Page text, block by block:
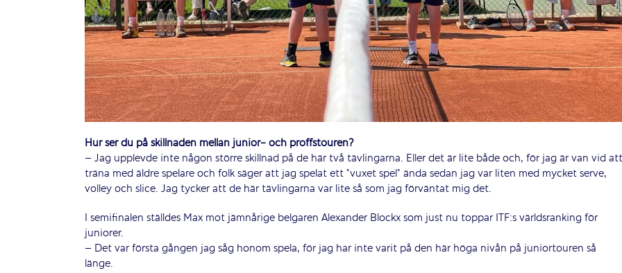
Hur ser du på skillnaden mellan junior- och proffstouren?
– Jag upplevde inte någon större skillnad på de här två tävlingarna. Eller det är lite både och, för jag är van vid att
träna med äldre spelare och folk säger att jag spelat ett ”vuxet spel” ända sedan jag var liten med mycket serve,
volley och slice. Jag tycker att de här tävlingarna var lite så som jag förväntat mig det.
I semifinalen ställdes Max mot jämnårige belgaren Alexander Blockx som just nu toppar ITF:s världsranking för
juniorer.
– Det var första gången jag såg honom spela, för jag har inte varit på den här höga nivån på juniortouren så
länge.